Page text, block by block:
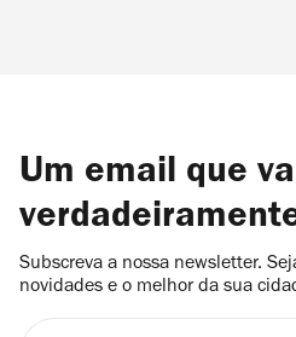
Um email que
Subscreva a nossa newsletter.
novidades e o melhor da sua